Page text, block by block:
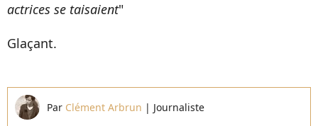
actrices se taisaient"
Glaçant.
Par Clément Arbrun | Journaliste